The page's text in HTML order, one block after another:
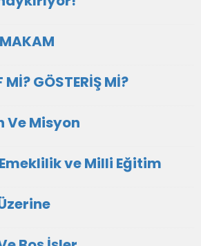
Mİ? GÖSTERİŞ Mİ?
Ve Misyon
ve Milli Eğitim